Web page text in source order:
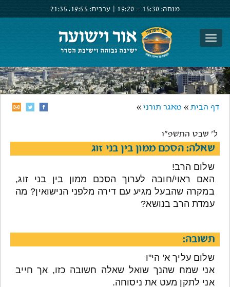
מנחה: 15:30 –
19:20 ערבית: 19:55,
21:35
דף הבית » מאגר תורני »
ל' שבט התשפ"ו
שאלה: הסכם ממון בין בני זוג
שלום הרב!
האם ראוי/חובה לערוך הסכם ממון בין בני זוג,
במקרה שהבעל מגיע עם דירה מלפני הנישואין? מה
עמדת הרב בנושא?
תשובה:
שלום עליך א' הי"ו
אני שמח שהנך שואל שאלה חשובה כזו, אך חייב
אני לתקן מעט את ניסוחה.